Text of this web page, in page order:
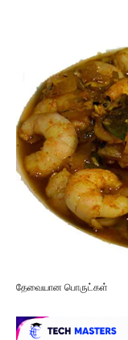
தேவையான பொருட்கள்